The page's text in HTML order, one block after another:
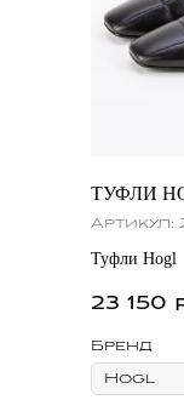
ТУФЛИ
Артикул:
Туфли Hogl
23 150
Бренд